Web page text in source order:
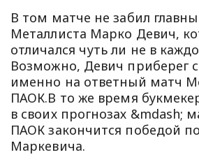
В том матче не забил
Металлиста Марко Девич,
отличался чуть ли не в
Возможно, Девич приберег
именно на ответный матч
ПАОК.В то же время
в своих прогнозах &mdash;
ПАОК закончится победой
Маркевича.